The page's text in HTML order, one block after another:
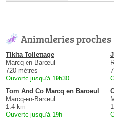
Animaleries proches
Tikita Toilettage
Marcq-en-Barœul
720 mètres
Ouverte jusqu'à 19h30
Tom And Co Marcq en Baroeul
Marcq-en-Barœul
1.4 km
Ouverte jusqu'à 19h